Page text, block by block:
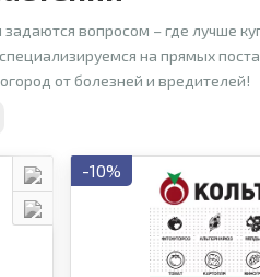
вопросом – где лучше
на прямых
от болезней и вредителей!
-10%